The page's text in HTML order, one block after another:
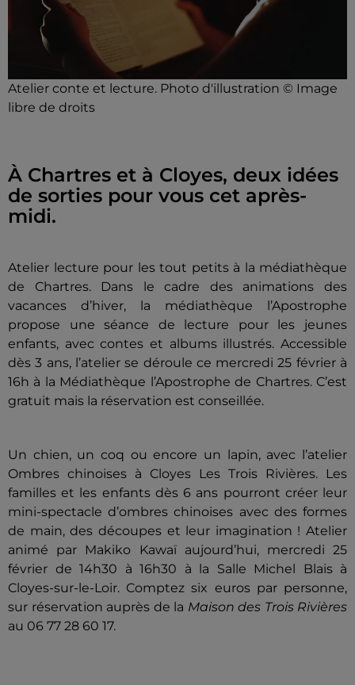
Atelier conte et lecture. Photo d'illustration © Image
libre de droits
À Chartres et à Cloyes, deux idées
de sorties pour vous cet après-
midi.
Atelier lecture pour les tout petits à la médiathèque
de Chartres. Dans le cadre des animations des
vacances d’hiver, la médiathèque l’Apostrophe
propose une séance de lecture pour les jeunes
enfants, avec contes et albums illustrés. Accessible
dès 3 ans, l’atelier se déroule ce mercredi 25 février à
16h à la Médiathèque l’Apostrophe de Chartres. C’est
gratuit mais la réservation est conseillée.
Un chien, un coq ou encore un lapin, avec l’atelier
Ombres chinoises à Cloyes Les Trois Rivières. Les
familles et les enfants dès 6 ans pourront créer leur
mini-spectacle d’ombres chinoises avec des formes
de main, des découpes et leur imagination ! Atelier
animé par Makiko Kawaï aujourd’hui, mercredi 25
février de 14h30 à 16h30 à la Salle Michel Blais à
Cloyes-sur-le-Loir. Comptez six euros par personne,
sur réservation auprès de la Maison des Trois Rivières
au 06 77 28 60 17.